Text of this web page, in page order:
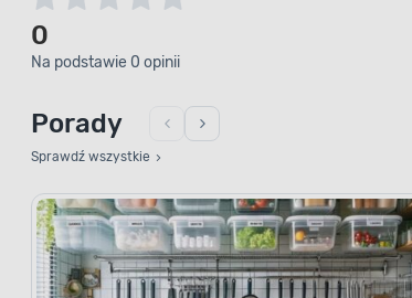
0
Na podstawie 0 opinii
Porady
Sprawdź wszystkie